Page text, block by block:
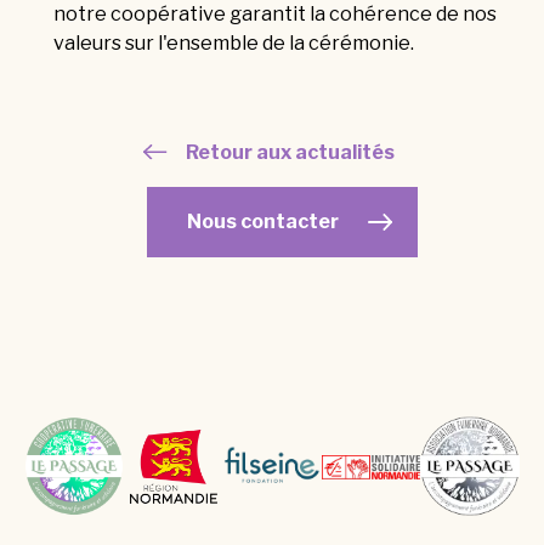
notre coopérative garantit la cohérence de nos
valeurs sur l'ensemble de la cérémonie.
Retour aux actualités
Nous contacter